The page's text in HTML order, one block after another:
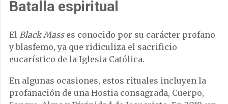
Batalla espiritual
El Black Masses conocido por su carácter profano
y blasfemo, ya que ridiculiza el sacrificio
eucarístico de la Iglesia Católica.
En algunas ocasiones, estos rituales incluyen la
profanación de una Hostia consagrada, Cuerpo,